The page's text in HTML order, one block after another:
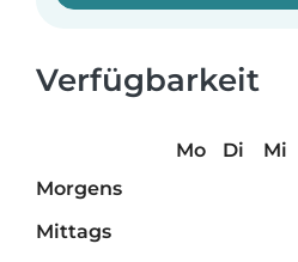
Verfügbarkeit
Mo Di Mi
Morgens
Mittags